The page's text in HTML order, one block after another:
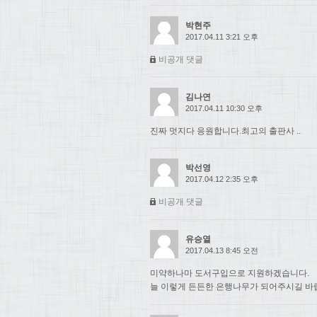
박현주
2017.04.11 3:21 오후
비공개 댓글
김나연
2017.04.11 10:30 오후
진짜 멋지다 응원합니다.최고의 출판사 ..
박선영
2017.04.12 2:35 오후
비공개 댓글
유승열
2017.04.13 8:45 오전
미약하나마 도서구입으로 지원하겠습니다.
늘 이렇게 든든한 은행나무가 되어주시길 바